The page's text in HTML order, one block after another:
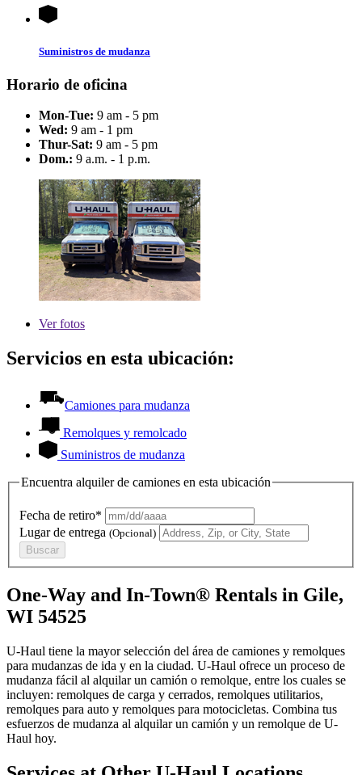
Suministros de mudanza
Horario de oficina
Mon-Tue: 9 am - 5 pm
Wed: 9 am - 1 pm
Thur-Sat: 9 am - 5 pm
Dom.: 9 a.m. - 1 p.m.
Verfotos
Servicios en esta ubicación:
Camiones para mudanza
Remolques y remolcado
Suministros de mudanza
Encuentra alquiler de camiones en esta ubicación
Fecha de retiro*
Lugar de entrega (Opcional)
Buscar
One-Way and In-Town® Rentals in Gile,
WI 54525
U-Haul tiene la mayor selección del área de camiones y remolques
para mudanzas de ida y en la ciudad. U-Haul ofrece un proceso de
mudanza fácil al alquilar un camión o remolque, entre los cuales se
incluyen: remolques de carga y cerrados, remolques utilitarios,
remolques para auto y remolques para motocicletas. Combina tus
esfuerzos de mudanza al alquilar un camión y un remolque de U-
Haul hoy.